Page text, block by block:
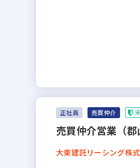
正社員 売買仲介
売買仲介営業（
大東建託リーシング株